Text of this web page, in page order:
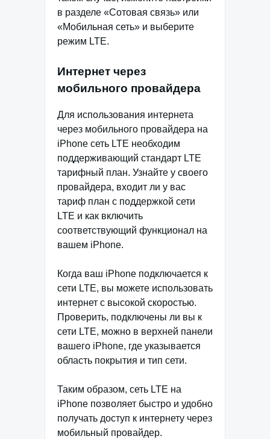
в разделе «Сотовая связь» или
«Мобильная сеть» и выберите
режим LTE.
Интернет через
мобильного провайдера
Для использования интернета
через мобильного провайдера на
iPhone сеть LTE необходим
поддерживающий стандарт LTE
тарифный план. Узнайте у своего
провайдера, входит ли у вас
тариф план с поддержкой сети
LTE и как включить
соответствующий функционал на
вашем iPhone.
Когда ваш iPhone подключается к
сети LTE, вы можете использовать
интернет с высокой скоростью.
Проверить, подключены ли вы к
сети LTE, можно в верхней панели
вашего iPhone, где указывается
область покрытия и тип сети.
Таким образом, сеть LTE на
iPhone позволяет быстро и удобно
получать доступ к интернету через
мобильный провайдер.